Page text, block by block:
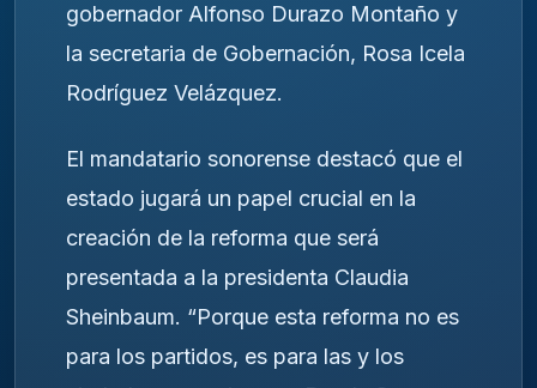
gobernador Alfonso Durazo Montaño y
la secretaria de Gobernación, Rosa Icela
Rodríguez Velázquez.
El mandatario sonorense destacó que el
estado jugará un papel crucial en la
creación de la reforma que será
presentada a la presidenta Claudia
Sheinbaum. “Porque esta reforma no es
para los partidos, es para las y los